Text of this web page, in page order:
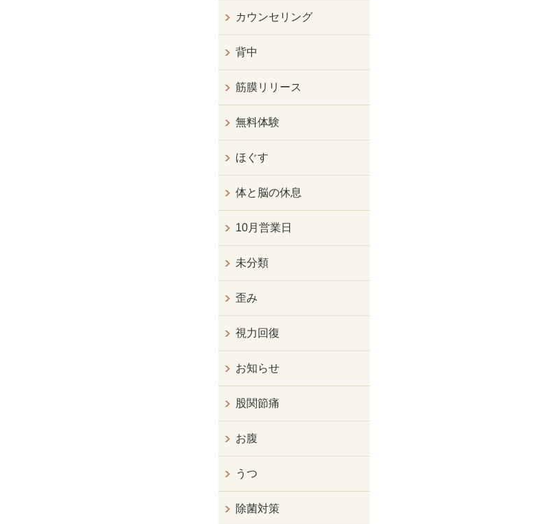
カウンセリング
背中
筋膜リリース
無料体験
ほぐす
体と脳の休息
10月営業日
未分類
歪み
視力回復
お知らせ
股関節痛
お腹
うつ
除菌対策